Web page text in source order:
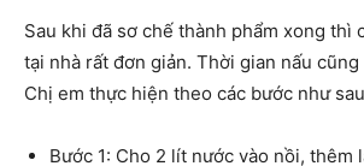
Sau khi đã sơ chế thành phẩm xong thì
tại nhà rất đơn giản. Thời gian nấu
Chị em thực hiện theo các bước như
Bước 1: Cho 2 lít nước vào nồi, thêm